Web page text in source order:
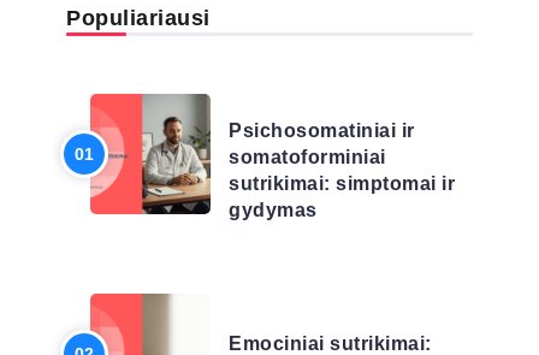
Populiariausi
Psichosomatiniai ir
somatoforminiai
sutrikimai: simptomai ir
gydymas
Emociniai sutrikimai: